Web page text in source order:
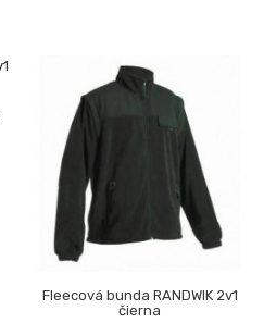
Fleecová bunda RANDWIK 2v1
čierna